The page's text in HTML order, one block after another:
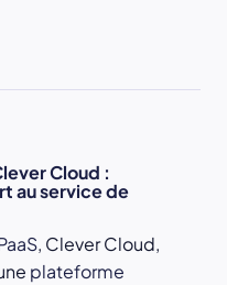
Cloud :
au service de
, Clever Cloud,
plateforme